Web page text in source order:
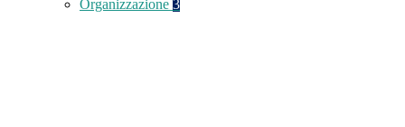
Organizzazione 3